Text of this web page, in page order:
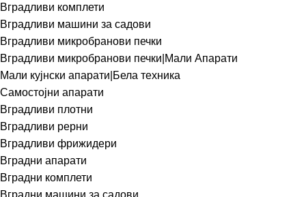
Вградливи комплети
Вградливи машини за садови
Вградливи микробранови печки
Вградливи микробранови печки|Мали Апарати
Мали кујнски апарати|Бела техника
Самостојни апарати
Вградливи плотни
Вградливи рерни
Вградливи фрижидери
Вградни апарати
Вградни комплети
Вградни машини за садови